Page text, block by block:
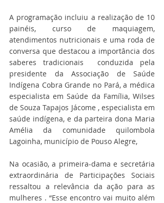
A programação incluiu a realização de 10
painéis, curso de maquiagem,
atendimentos nutricionais e uma roda de
conversa que destacou a importância dos
saberes tradicionais  conduzida pela
presidente da Associação de Saúde
Indígena Cobra Grande no Pará, a médica
especialista em Saúde da Família, Wilses
de Souza Tapajos Jácome , especialista em
saúde indígena, e da parteira dona Maria
Amélia da comunidade quilombola
Lagoinha, município de Pouso Alegre,
Na ocasião, a primeira-dama e secretária
extraordinária de Participações Sociais
ressaltou a relevância da ação para as
mulheres . “Esse encontro vai muito além